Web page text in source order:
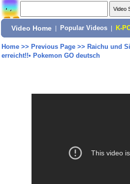
Video Home Popular Videos K-
Home>> Previous Page>> Raichu und
erreicht!!• Pokemon GO deutsch